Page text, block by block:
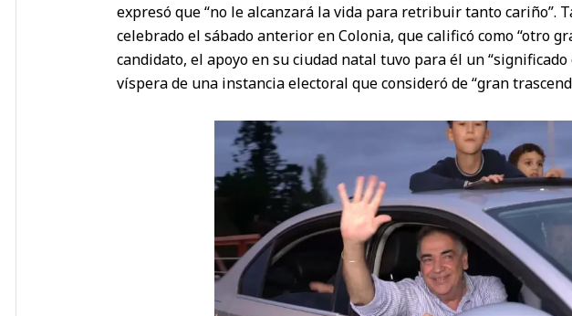
expresó que “no le alcanzará la vida para retribuir tanto cariño”.
celebrado el sábado anterior en Colonia, que calificó como “otro
candidato, el apoyo en su ciudad natal tuvo para él un
víspera de una instancia electoral que consideró de “gran